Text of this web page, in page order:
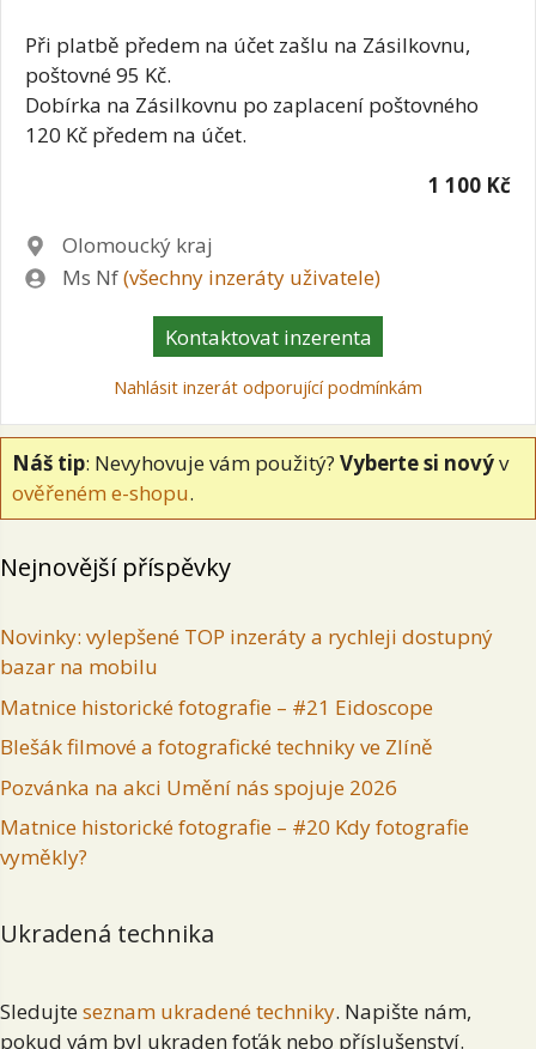
Při platbě předem na účet zašlu na Zásilkovnu,
poštovné 95 Kč.
Dobírka na Zásilkovnu po zaplacení poštovného
120 Kč předem na účet.
1 100 Kč
Lokalita
Olomoucký kraj
Zadavatel
Ms Nf(všechny inzeráty uživatele)
Kontaktovat inzerenta
Nahlásit inzerát odporující podmínkám
Náš tip: Nevyhovuje vám použitý? Vyberte si novýv
ověřeném e-shopu.
Nejnovější příspěvky
Novinky: vylepšené TOP inzeráty a rychleji dostupný
bazar na mobilu
Matnice historické fotografie – #21 Eidoscope
Blešák filmové a fotografické techniky ve Zlíně
Pozvánka na akci Umění nás spojuje 2026
Matnice historické fotografie – #20 Kdy fotografie
vyměkly?
Ukradená technika
Sledujte seznam ukradené techniky. Napište nám,
pokud vám byl ukraden foťák nebo příslušenství.